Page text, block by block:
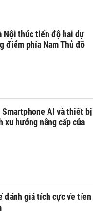
Nội thúc tiến độ hai dự
điểm phía Nam Thủ đô
AI và thiết bị
xu hướng nâng cấp của
đánh giá tích cực về tiền